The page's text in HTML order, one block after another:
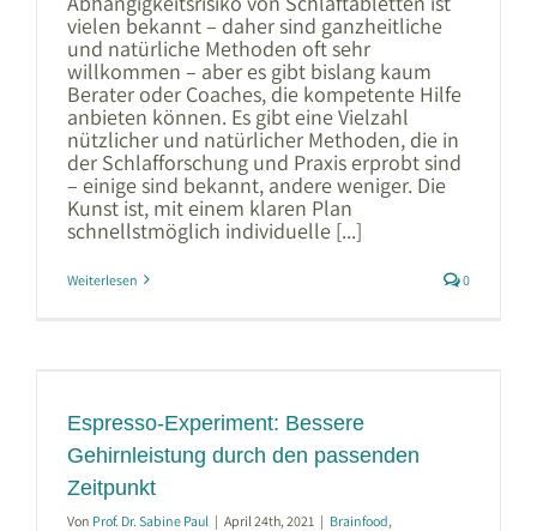
vielen bekannt – daher sind ganzheitliche
und natürliche Methoden oft sehr
willkommen – aber es gibt bislang kaum
Berater oder Coaches, die kompetente Hilfe
anbieten können. Es gibt eine Vielzahl
nützlicher und natürlicher Methoden, die in
der Schlafforschung und Praxis erprobt sind
– einige sind bekannt, andere weniger. Die
Kunst ist, mit einem klaren Plan
schnellstmöglich individuelle [...]
Weiterlesen 0
Espresso-Experiment: Bessere
Gehirnleistung durch den passenden
Zeitpunkt
Von Prof. Dr. Sabine Paul | April 24th, 2021 | Brainfood,